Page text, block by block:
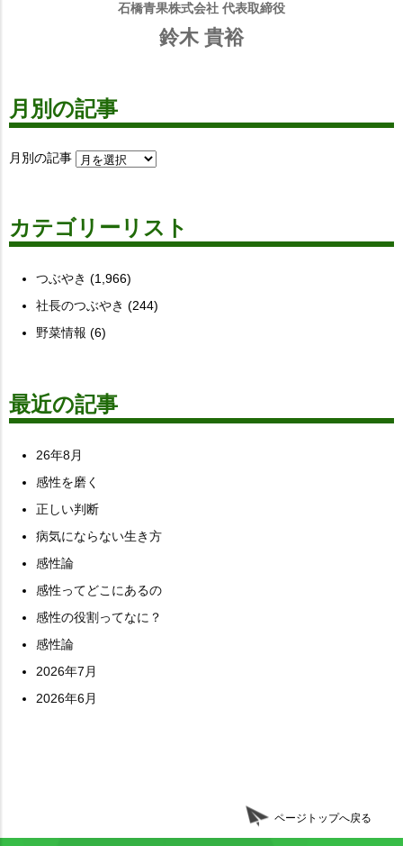
石橋青果株式会社 代表取締役
鈴木 貴裕
月別の記事
月別の記事
カテゴリーリスト
つぶやき (1,966)
社長のつぶやき (244)
野菜情報 (6)
最近の記事
26年8月
感性を磨く
正しい判断
病気にならない生き方
感性論
感性ってどこにあるの
感性の役割ってなに？
感性論
2026年7月
2026年6月
ページトップへ戻る